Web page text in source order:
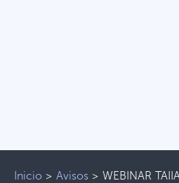
Inicio > Avisos> WEBINAR